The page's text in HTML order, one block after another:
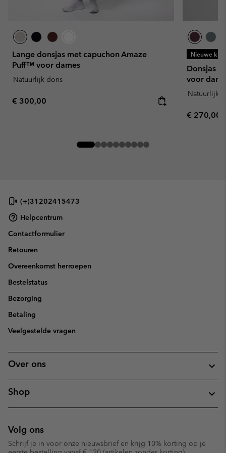
Lange donsjas met capuchon Amaze
Puff™ voor dames
Natuurlijk dons
Regular price:
€ 300,00
Nieuwe
Donsjas
voor
Natuurlijk
Regular
€ 270,00
(+)31202415473
Helpcentrum
Contactformulier
Retouren
Overeenkomst herroepen
Bestelstatus
Bezorging
Betaling
Veelgestelde vragen
Over ons
Shop
Volg ons
Schrijf je in voor onze nieuwsbrief en krijg 10% korting op je